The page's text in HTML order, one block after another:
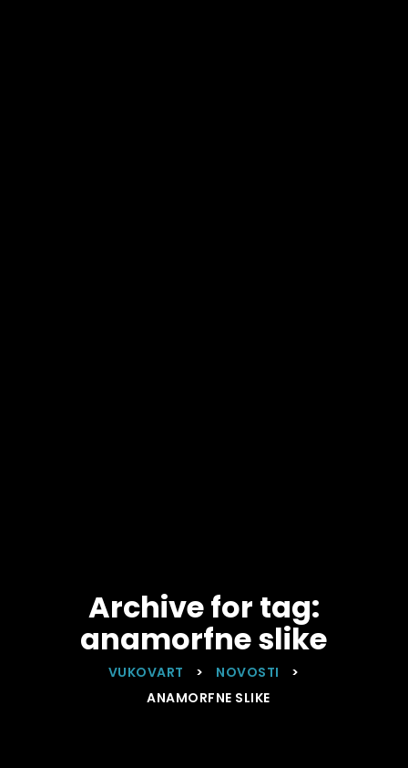
Archive for tag:
anamorfne slike
VUKOVART > NOVOSTI
>
ANAMORFNE SLIKE